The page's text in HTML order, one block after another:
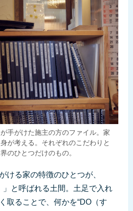
手がけた施主の方のファイル。家
が考える。それぞれのこだわりと
のひとつだけのもの。
ける家の特徴のひとつが、
」と呼ばれる土間。土足で入れ
取ることで、何かを“DO（す